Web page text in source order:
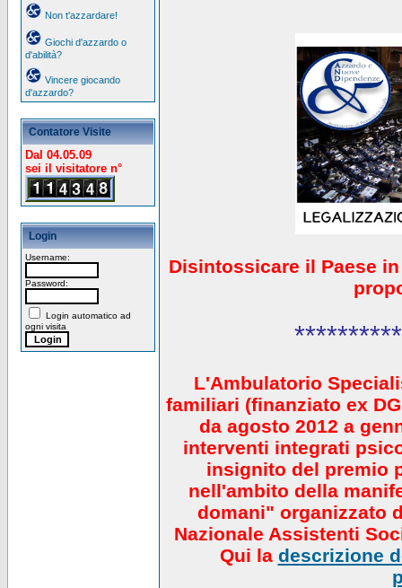
Non t'azzardare!
Giochi d'azzardo o
d'abilità?
Vincere giocando
d'azzardo?
Contatore Visite
Dal 04.05.09
sei il visitatore n°
Login
Username:
Password:
Login automatico ad
ogni visita
Disintossicare il Paese
L'Ambulatorio
familiari (finanziato ex
da agosto 2012 a
interventi integrati
insignito del premio
nell'ambito della
domani" organizzato
Nazionale Assistenti
Qui la descrizione